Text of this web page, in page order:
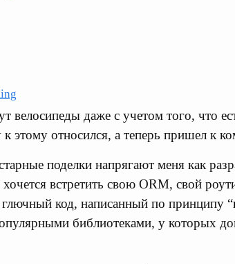
велосипеды даже с учетом того, что
этому относился, а теперь пришел к
поделки напрягают меня как
встретить свою ORM, свой
код, написанный по принципу
библиотеками, у которых